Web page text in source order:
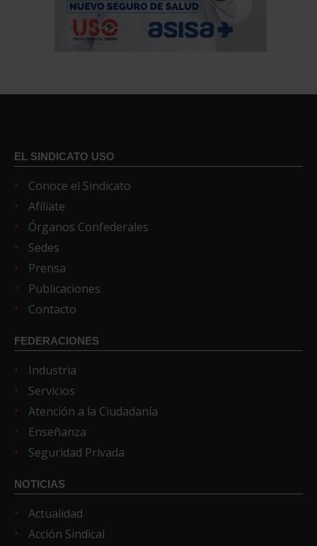
EL SINDICATO USO
Conoce el Sindicato
Afíliate
Órganos Confederales
Sedes
Prensa
Publicaciones
Contacto
FEDERACIONES
Industria
Servicios
Atención a la Ciudadanía
Enseñanza
Seguridad Privada
NOTICIAS
Actualidad
Acción Sindical